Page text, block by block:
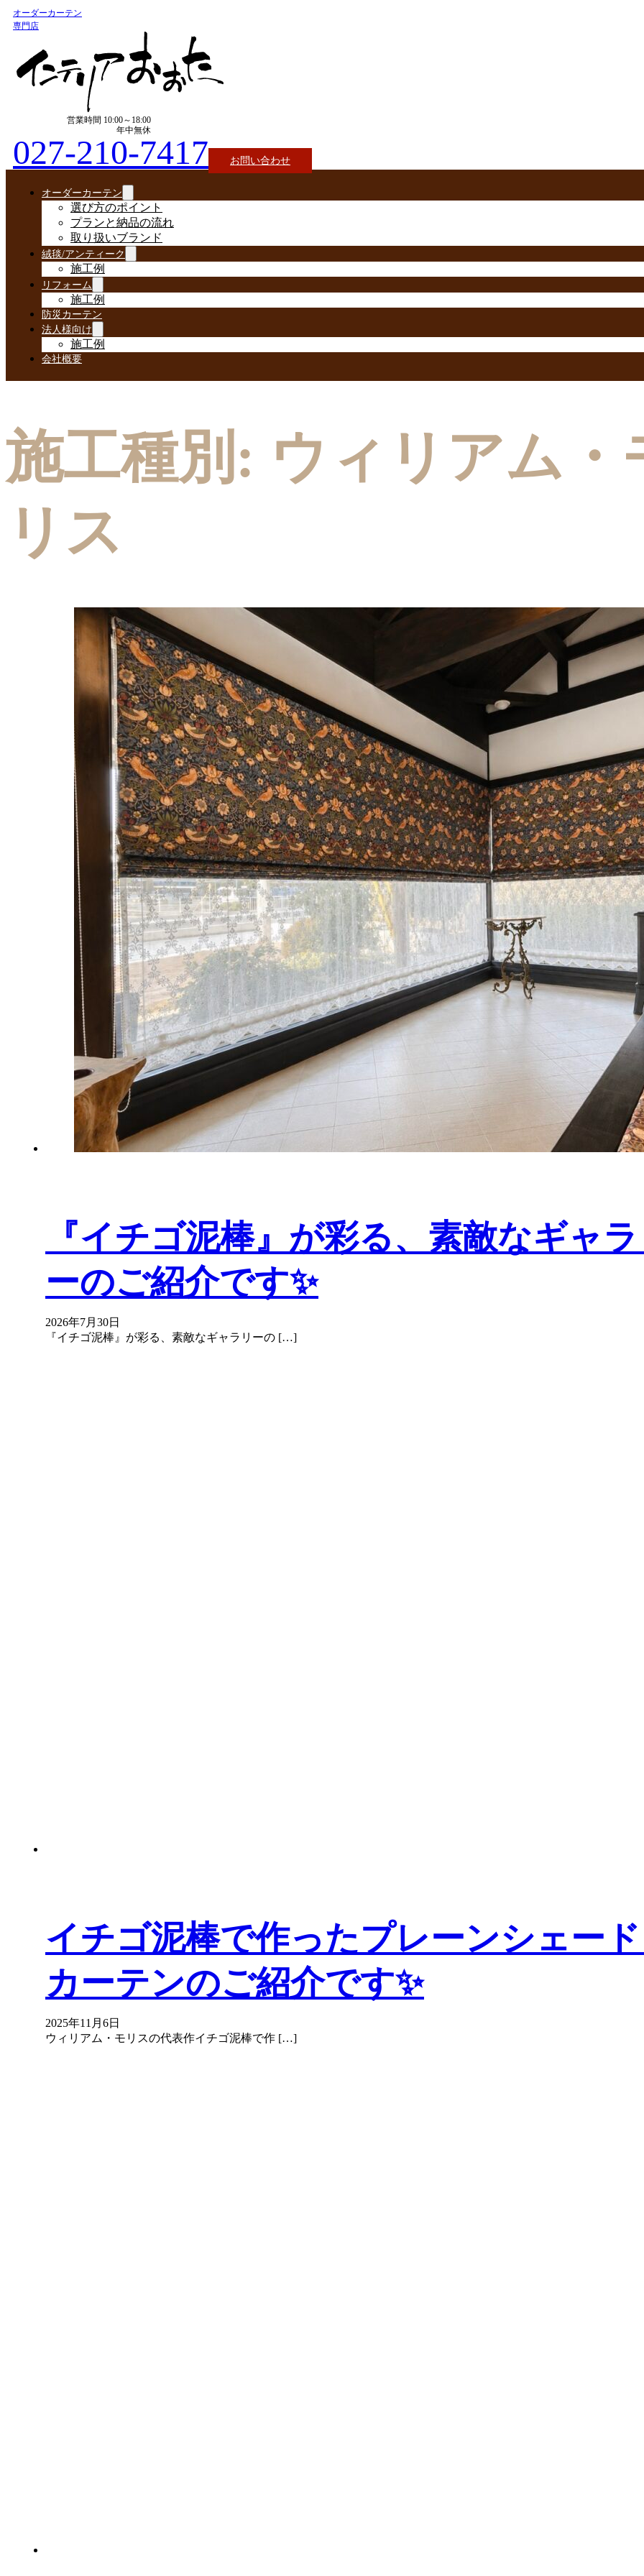
オーダーカーテン
専門店
営業時間 10:00～18:00
年中無休
027-210-7417 お問い合わせ
オーダーカーテン
選び方のポイント
プランと納品の流れ
取り扱いブランド
絨毯/アンティーク
施工例
リフォーム
施工例
防災カーテン
法人様向け
施工例
会社概要
施工種別: ウィリアム・
リス
『イチゴ泥棒』が彩る、素敵なギャ
ーのご紹介です✨
2026年7月30日
『イチゴ泥棒』が彩る、素敵なギャラリーの […]
イチゴ泥棒で作ったプレーンシェー
カーテンのご紹介です✨
2025年11月6日
ウィリアム・モリスの代表作イチゴ泥棒で作 […]